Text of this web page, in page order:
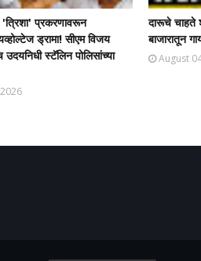
प्रकरणावरून
ड्रामा! सीएम विजय
स्टॅलिन पोलिसांच्या
दारूचे
बाजारातून
August